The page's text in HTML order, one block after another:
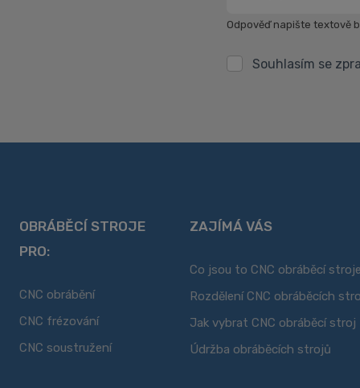
Odpověď napište textově
Souhlasím
Souhlasím se
OBRÁBĚCÍ STROJE
PRO:
CNC obrábění
CNC frézování
CNC soustružení
ZAJÍMÁ VÁS
Co jsou to CNC obráběcí
Rozdělení CNC obráběcích
Jak vybrat CNC obráběcí stroj
Údržba obráběcích strojů